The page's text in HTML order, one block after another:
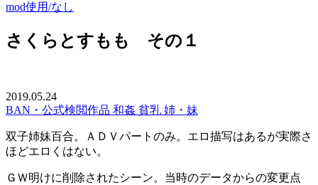
mod使用/なし
さくらとすもも その１
2019.05.24
BAN・公式検閲作品 和姦 貧乳 姉・妹
双子姉妹百合。ＡＤＶパートのみ。エロ描写はあるが実際さ
ほどエロくはない。
ＧＷ明けに削除されたシーン。当時のデータからの変更点